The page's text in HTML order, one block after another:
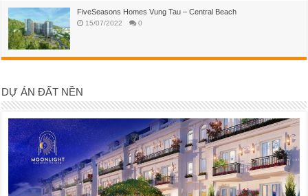
FiveSeasons Homes Vung Tau – Central Beach
15/07/2022 0
DỰ ÁN ĐẤT NỀN